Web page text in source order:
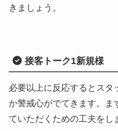
きましょう。
接客トーク1新規様
必要以上に反応するとスタ
か警戒心がでてきます。ま
ていただくための工夫をし